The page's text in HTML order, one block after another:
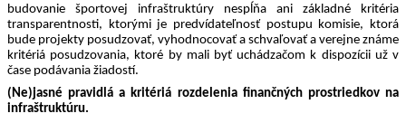
budovanie športovej infraštruktúry nespĺňa ani základné kritéria
transparentnosti, ktorými je predvídateľnosť postupu komisie, ktorá
bude projekty posudzovať, vyhodnocovať a schvaľovať a verejne známe
kritériá posudzovania, ktoré by mali byť uchádzačom k dispozícii už v
čase podávania žiadostí.
(Ne)jasné pravidlá a kritériá rozdelenia finančných prostriedkov na
infraštruktúru.